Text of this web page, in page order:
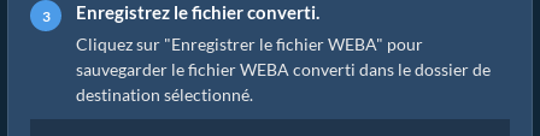
Enregistrez le fichier converti.
Cliquez sur "Enregistrer le fichier WEBA" pour
sauvegarder le fichier WEBA converti dans le dossier de
destination sélectionné.